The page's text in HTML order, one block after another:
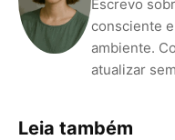
Escrevo
consciente
ambiente.
atualizar
Leia também